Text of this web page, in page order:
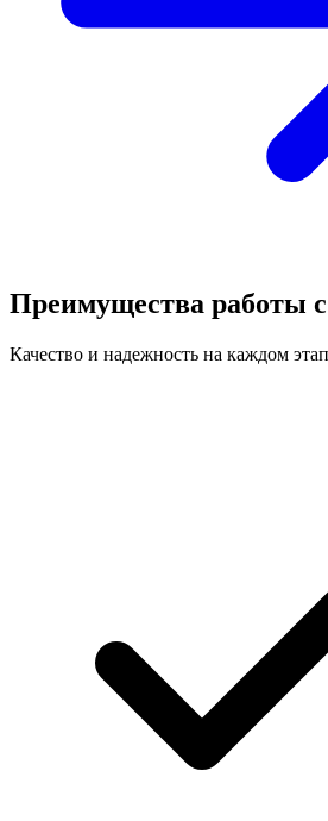
Преимущества работы
Качество и надежность на каждом